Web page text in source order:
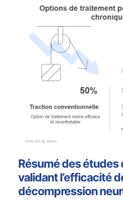
Résumé des études
validant l’efficacité
décompression